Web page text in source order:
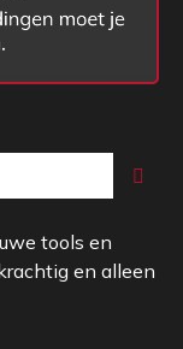
tools en
en alleen